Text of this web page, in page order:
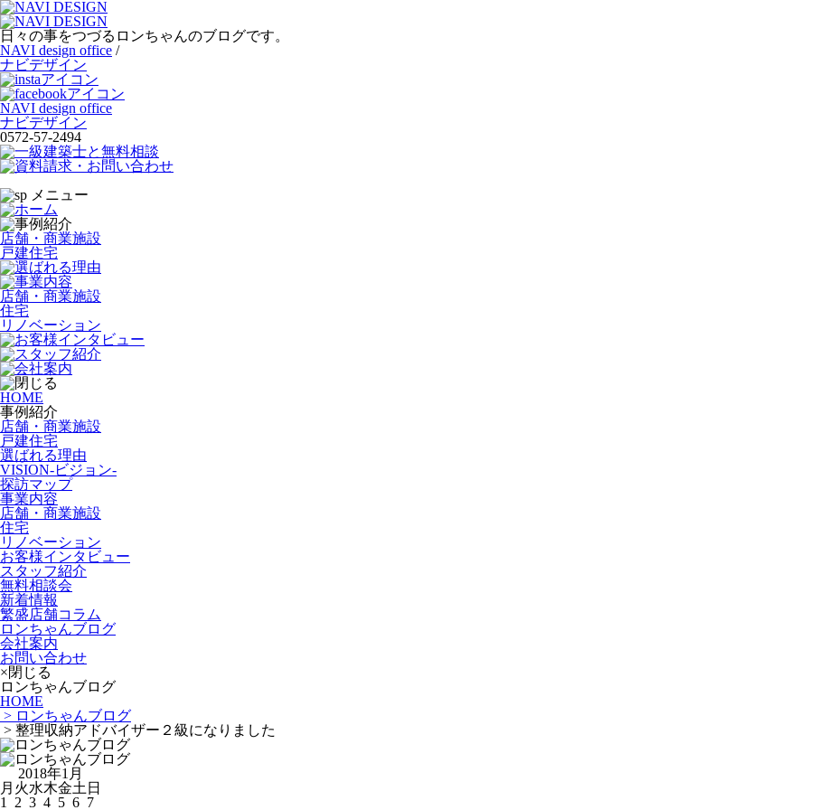
日々の事をつづるロンちゃんのブログです。
NAVI design office /
ナビデザイン
NAVI design office
ナビデザイン
0572-57-2494
店舗・商業施設
戸建住宅
店舗・商業施設
住宅
リノベーション
HOME
事例紹介
店舗・商業施設
戸建住宅
選ばれる理由
VISION-ビジョン-
探訪マップ
事業内容
店舗・商業施設
住宅
リノベーション
お客様インタビュー
スタッフ紹介
無料相談会
新着情報
繁盛店舗コラム
ロンちゃんブログ
会社案内
お問い合わせ
×閉じる
ロンちゃんブログ
HOME
> ロンちゃんブログ
> 整理収納アドバイザー２級になりました
2018年1月
月 火水木金土 日
1
2 3 4 5 6 7